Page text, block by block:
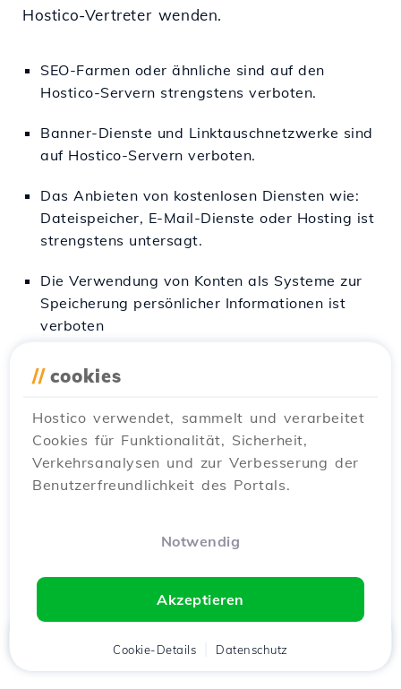
Hostico-Vertreter wenden.
SEO-Farmen oder ähnliche sind auf den
Hostico-Servern strengstens verboten.
Banner-Dienste und Linktauschnetzwerke sind
auf Hostico-Servern verboten.
Das Anbieten von kostenlosen Diensten wie:
Dateispeicher, E-Mail-Dienste oder Hosting ist
strengstens untersagt.
Die Verwendung von Konten als Systeme zur
Speicherung persönlicher Informationen ist
verboten
Das Betreiben öffentlicher Spiegelserver ist
untersagt
Das Betreiben eines Proxys oder
Anonymisierers, ob öffentlich oder privat
zugänglich, ist nicht gestattet.
illegale Aktivitäten fördern, sind verboten
Bittorrent-Anwendungen, Tracker und alle
anderen Aktivitäten zur Dateiübertragung sind
verboten
// cookies
Hostico verwendet, sammelt und verarbeitet
Cookies für Funktionalität, Sicherheit,
Verkehrsanalysen und zur Verbesserung der
Benutzerfreundlichkeit des Portals.
Notwendig
Akzeptieren
Cookie-Details Datenschutz
Kunde Warenkorb Chat